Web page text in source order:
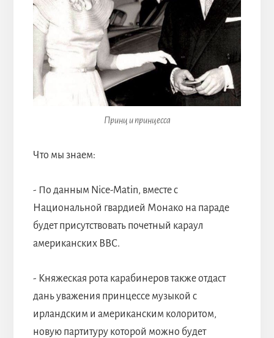
Принц и принцесса
Что мы знаем:
- По данным Nice-Matin, вместе с
Национальной гвардией Монако на параде
будет присутствовать почетный караул
американских ВВС.
- Княжеская рота карабинеров также отдаст
дань уважения принцессе музыкой с
ирландским и американским колоритом,
новую партитуру которой можно будет